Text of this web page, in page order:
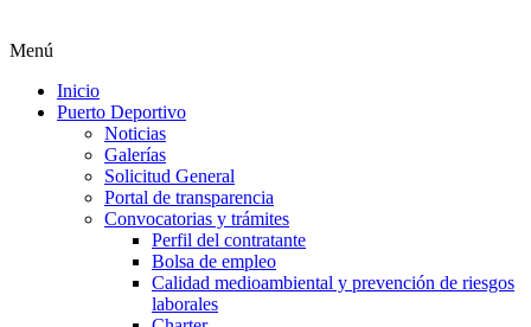
Menú
Inicio
Puerto Deportivo
Noticias
Galerías
Solicitud General
Portal de transparencia
Convocatorias y trámites
Perfil del contratante
Bolsa de empleo
Calidad medioambiental y prevención de riesgos
laborales